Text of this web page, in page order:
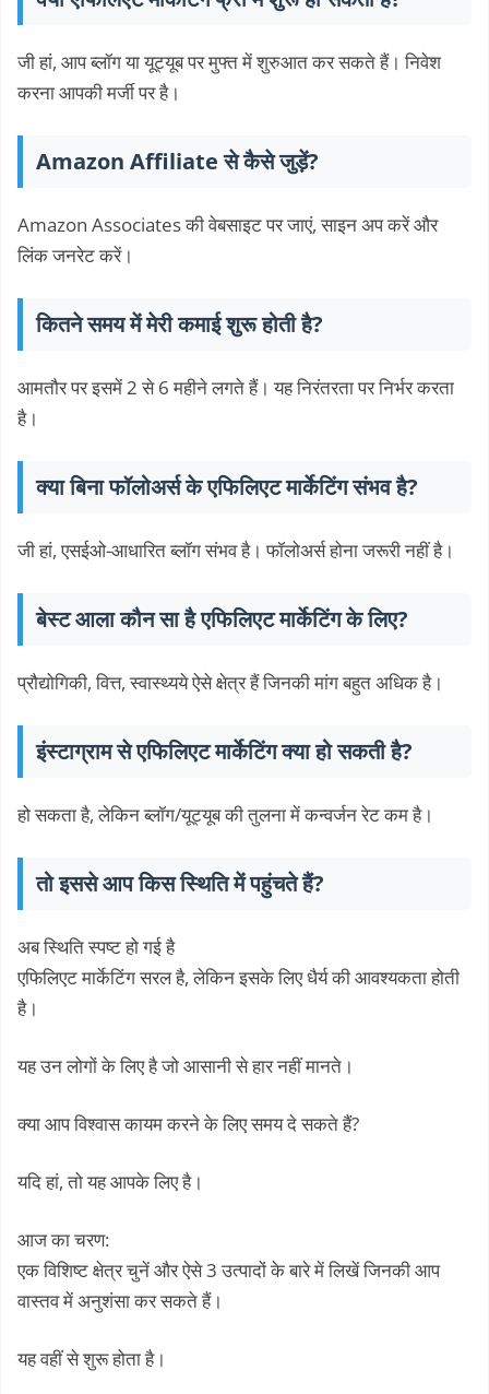
जी हां, आप ब्लॉग या यूट्यूब पर मुफ्त में शुरुआत कर सकते हैं। निवेश
करना आपकी मर्जी पर है।
Amazon Affiliate से कैसे जुड़ें?
Amazon Associates की वेबसाइट पर जाएं, साइन अप करें और
लिंक जनरेट करें।
कितने समय में मेरी कमाई शुरू होती है?
आमतौर पर इसमें 2 से 6 महीने लगते हैं। यह निरंतरता पर निर्भर करता
है।
क्या बिना फॉलोअर्स के एफिलिएट मार्केटिंग संभव है?
जी हां, एसईओ-आधारित ब्लॉग संभव है। फॉलोअर्स होना जरूरी नहीं है।
बेस्ट आला कौन सा है एफिलिएट मार्केटिंग के लिए?
प्रौद्योगिकी, वित्त, स्वास्थ्यये ऐसे क्षेत्र हैं जिनकी मांग बहुत अधिक है।
इंस्टाग्राम से एफिलिएट मार्केटिंग क्या हो सकती है?
हो सकता है, लेकिन ब्लॉग/यूट्यूब की तुलना में कन्वर्जन रेट कम है।
तो इससे आप किस स्थिति में पहुंचते हैं?
अब स्थिति स्पष्ट हो गई है
एफिलिएट मार्केटिंग सरल है, लेकिन इसके लिए धैर्य की आवश्यकता होती
है।
यह उन लोगों के लिए है जो आसानी से हार नहीं मानते।
क्या आप विश्वास कायम करने के लिए समय दे सकते हैं?
यदि हां, तो यह आपके लिए है।
आज का चरण:
एक विशिष्ट क्षेत्र चुनें और ऐसे 3 उत्पादों के बारे में लिखें जिनकी आप
वास्तव में अनुशंसा कर सकते हैं।
यह वहीं से शुरू होता है।